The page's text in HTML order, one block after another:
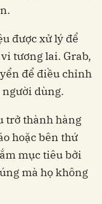
được xử lý để
tương lai. Grab,
để điều chỉnh
dùng.
trở thành hàng
hoặc bên thứ
mục tiêu bởi
mà họ không